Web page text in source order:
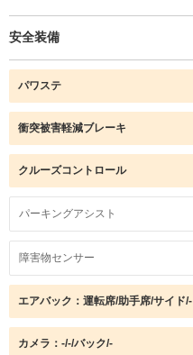
安全装備
パワステ
衝突被害軽減ブレーキ
クルーズコントロール
パーキングアシスト
障害物センサー
エアバック：運転席/助手席/サイド/-
カメラ：-/-/バック/-